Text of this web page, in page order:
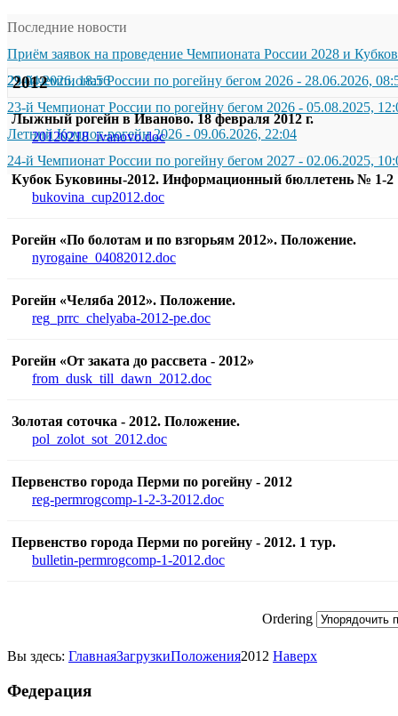
Последние новости
Приём заявок на проведение Чемпионата России 2028 и
29.04.2026, 18:56
23-й чемпионат России по рогейну бегом 2026 - 28.06.2026,
23-й Чемпионат России по рогейну бегом 2026 - 05.08.2025,
Летний Компот-рогейн 2026 - 09.06.2026, 22:04
24-й Чемпионат России по рогейну бегом 2027 - 02.06.2025,
2012
Лыжный рогейн в Иваново. 18 февраля 2012 г.
20120218_ivanovo.doc
Кубок Буковины-2012. Информационный бюллетень № 1-2
bukovina_cup2012.doc
Рогейн «По болотам и по взгорьям 2012». Положение.
nyrogaine_04082012.doc
Рогейн «Челяба 2012». Положение.
reg_prrc_chelyaba-2012-pe.doc
Рогейн «От заката до рассвета - 2012»
from_dusk_till_dawn_2012.doc
Золотая соточка - 2012. Положение.
pol_zolot_sot_2012.doc
Первенство города Перми по рогейну - 2012
reg-permrogcomp-1-2-3-2012.doc
Первенство города Перми по рогейну - 2012. 1 тур.
bulletin-permrogcomp-1-2012.doc
Ordering
Вы здесь: ГлавнаяЗагрузкиПоложения2012 Наверх
Федерация